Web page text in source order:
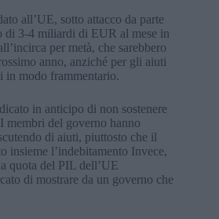
all’UE, sotto attacco da parte
di 3-4 miliardi di EUR al mese in
per metà, che sarebbero
anno, anziché per gli aiuti
in modo frammentario.
in anticipo di non sostenere
membri del governo hanno
di aiuti, piuttosto che il
insieme l’indebitamento Invece,
quota del PIL dell’UE
di mostrare da un governo che